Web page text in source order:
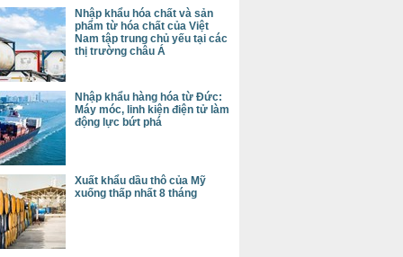
Nhập khẩu hóa chất và sản
phẩm từ hóa chất của Việt
Nam tập trung chủ yếu tại các
thị trường châu Á
Nhập khẩu hàng hóa từ Đức:
Máy móc, linh kiện điện tử làm
động lực bứt phá
Xuất khẩu dầu thô của Mỹ
xuống thấp nhất 8 tháng